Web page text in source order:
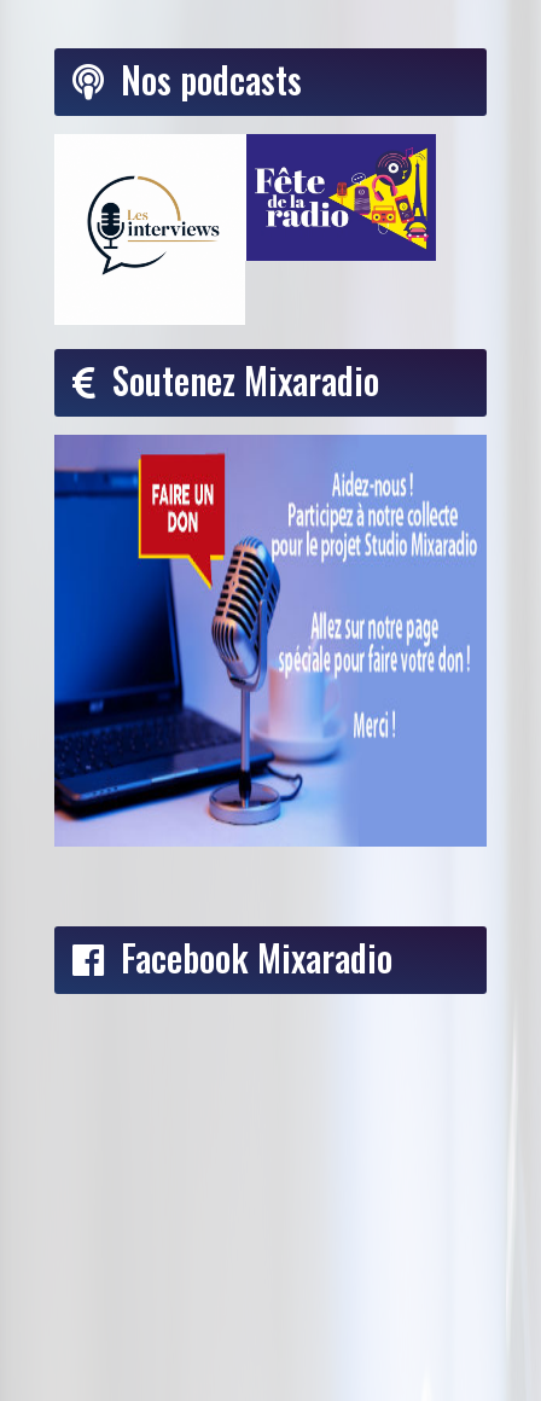
Nos podcasts
Soutenez Mixaradio
Facebook Mixaradio